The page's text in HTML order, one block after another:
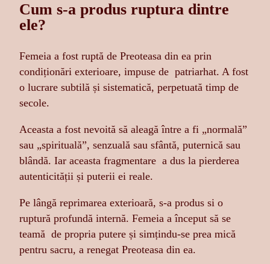
Cum s-a produs ruptura dintre
ele?
Femeia a fost ruptă de Preoteasa din ea prin
condiționări exterioare, impuse de patriarhat. A fost
o lucrare subtilă și sistematică, perpetuată timp de
secole.
Aceasta a fost nevoită să aleagă între a fi „normală”
sau „spirituală”, senzuală sau sfântă, puternică sau
blândă. Iar aceasta fragmentare a dus la pierderea
autenticității și puterii ei reale.
Pe lângă reprimarea exterioară, s-a produs si o
ruptură profundă internă. Femeia a început să se
teamă de propria putere și simțindu-se prea mică
pentru sacru, a renegat Preoteasa din ea.